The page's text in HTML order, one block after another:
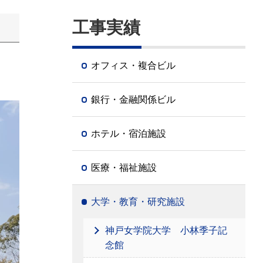
工事実績
オフィス・複合ビル
銀行・金融関係ビル
ホテル・宿泊施設
医療・福祉施設
大学・教育・研究施設
神戸女学院大学 小林季子記
念館